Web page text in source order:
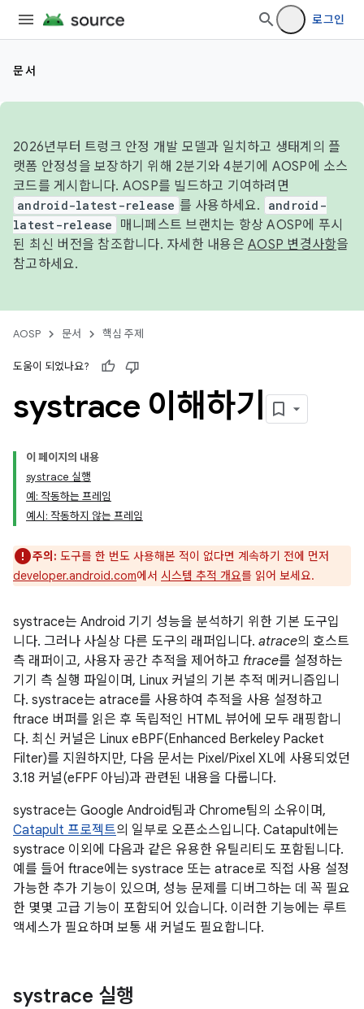
로그인
문서
2026년부터 트렁크 안정 개발 모델과 일치하고 생태계의 플
랫폼 안정성을 보장하기 위해 2분기와 4분기에 AOSP에 소스
코드를 게시합니다. AOSP를 빌드하고 기여하려면
android-latest-release 를 사용하세요.
android-
latest-release
매니페스트 브랜치는 항상 AOSP에 푸시
된 최신 버전을 참조합니다. 자세한 내용은 AOSP 변경사항을
참고하세요.
AOSP 문서 핵심 주제
도움이 되었나요?
systrace 이해하기
이 페이지의 내용
systrace 실행
예: 작동하는 프레임
예시: 작동하지 않는 프레임
주의: 도구를 한 번도 사용해본 적이 없다면 계속하기 전에 먼저
developer.android.com에서 시스템 추적 개요를 읽어 보세요.
systrace는 Android 기기 성능을 분석하기 위한 기본 도구입
니다. 그러나 사실상 다른 도구의 래퍼입니다. atrace의 호스트
측 래퍼이고, 사용자 공간 추적을 제어하고 ftrace를 설정하는
기기 측 실행 파일이며, Linux 커널의 기본 추적 메커니즘입니
다. systrace는 atrace를 사용하여 추적을 사용 설정하고
ftrace 버퍼를 읽은 후 독립적인 HTML 뷰어에 모두 래핑합니
다. 최신 커널은 Linux eBPF(Enhanced Berkeley Packet
Filter)를 지원하지만, 다음 문서는 Pixel/Pixel XL에 사용되었던
3.18 커널(eFPF 아님)과 관련된 내용을 다룹니다.
systrace는 Google Android팀과 Chrome팀의 소유이며,
Catapult 프로젝트의 일부로 오픈소스입니다. Catapult에는
systrace 이외에 다음과 같은 유용한 유틸리티도 포함됩니다.
예를 들어 ftrace에는 systrace 또는 atrace로 직접 사용 설정
가능한 추가 기능이 있으며, 성능 문제를 디버그하는 데 꼭 필요
한 몇몇 고급 기능이 포함되어 있습니다. 이러한 기능에는 루트
액세스가 필요하며 보통 새 커널도 필요합니다.
systrace 실행